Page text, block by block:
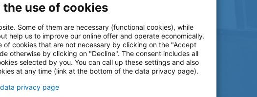
use of cookies
Some of them are necessary (functional cookies), while
help us to improve our online offer and operate economically.
of cookies that are not necessary by clicking on the "Accept
otherwise by clicking on "Decline". The consent includes all
selected by you. You can call up these settings and also
at any time (link at the bottom of the data privacy page).
privacy page